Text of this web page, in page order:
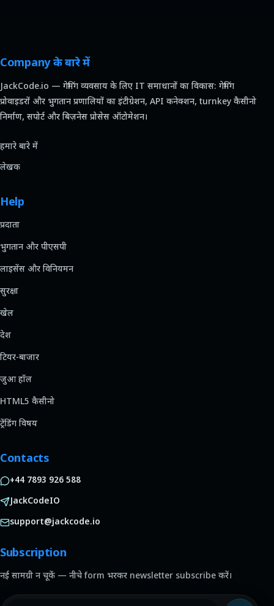
Company के बारे में
JackCode.io — गेमिंग व्यवसाय के लिए IT समाधानों का विकास: गेमिंग
प्रोवाइडरों और भुगतान प्रणालियों का इंटीग्रेशन, API कनेक्शन, turnkey कैसीनो
निर्माण, सपोर्ट और बिज़नेस प्रोसेस ऑटोमेशन।
हमारे बारे में
लेखक
Help
प्रदाता
भुगतान और पीएसपी
लाइसेंस और विनियमन
सुरक्षा
खेल
देश
टियर-बाजार
जुआ हॉल
HTML5 कैसीनो
ट्रेंडिंग विषय
Contacts
+44 7893 926 588
JackCodeIO
support@jackcode.io
Subscription
नई सामग्री न चूकें — नीचे form भरकर newsletter subscribe करें।